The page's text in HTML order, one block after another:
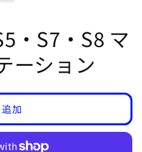
・S7・S8 マ
ーション
追加